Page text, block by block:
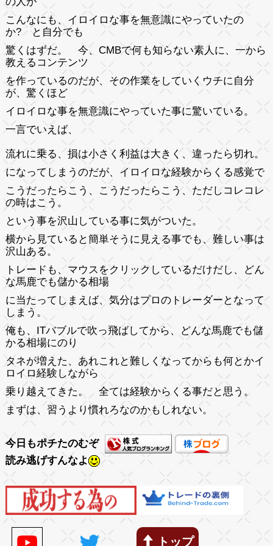
こんなにも、イロイロな事を無意識にやっていたの
か? と自分でも
驚くはずだ。 今、CMBで何も知らない素人に、一から
教えるコンテンツ
を作っているのだが、その作業をしていくウチに自分
が、驚くほど
イロイロな事を無意識にやっていた事に驚いている。
一言でいえば、
流れに乗る、損は小さく利益は大きく、違ったら切れ。
になってしまうのだが、イロイロな経験からくる感覚で
こうだったらこう、こうだったらこう、ただしコレコレ
の時はこう。
という事を沢山している事に気がついた。
横から見ていると簡単そうに見える事でも、難しい事は
沢山ある。
トレードも、マウスをクリックしているだけだし、どん
な馬鹿でも儲かる相場
に当たってしまえば、気分はプロのトレーダーとなって
しまう。
俺も、ITバブルで吹っ飛ばしてから、どんな馬鹿でも儲
かる相場にのり
タネが増えた、あれこれと難しくなってからも何とかイ
ロイロ経験しながら
乗り越えてきた。 全ては経験からくる事だと思う。
まずは、習うより慣れろなのかもしれない。
今日もポチたのむぞ
読み逃げすんなよ
トップ